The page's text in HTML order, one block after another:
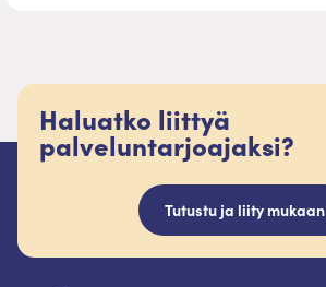
Haluatko liittyä
palveluntarjoajaksi?
Tutustu ja liity mukaan